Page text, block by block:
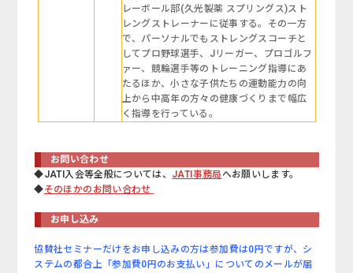
レーボール部(久光製薬 スプリングス)スト
レングストレーナーに従事する。その一方
で、パーソナルでもストレングスコーチと
してプロ野球選手、Jリーガー、プロゴルフ
ァー、競輪選手等のトレーニング指導にあ
たるほか、小さな子供たちの運動能力の向
上から中高年の方々の健康づくりまで幅広
く指導を行っている。
お問い合わせ
◆JATI入会等全般については、 JATI事務局へお願いします。
◆そのほかのお問い合わせ
お申し込み
協賛社セミナーだけをお申し込みの方は参加費は0円ですが、シ
ステムの都合上「参加費0円のお支払い」についてのメールが届